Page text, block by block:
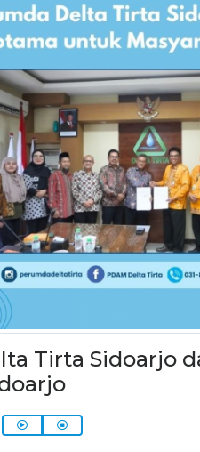
Tirta Sidoarjo